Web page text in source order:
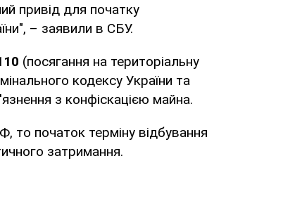
привід для початку
– заявили в СБУ.
(посягання на територіальну
кодексу України та
з конфіскацією майна.
то початок терміну відбування
затримання.